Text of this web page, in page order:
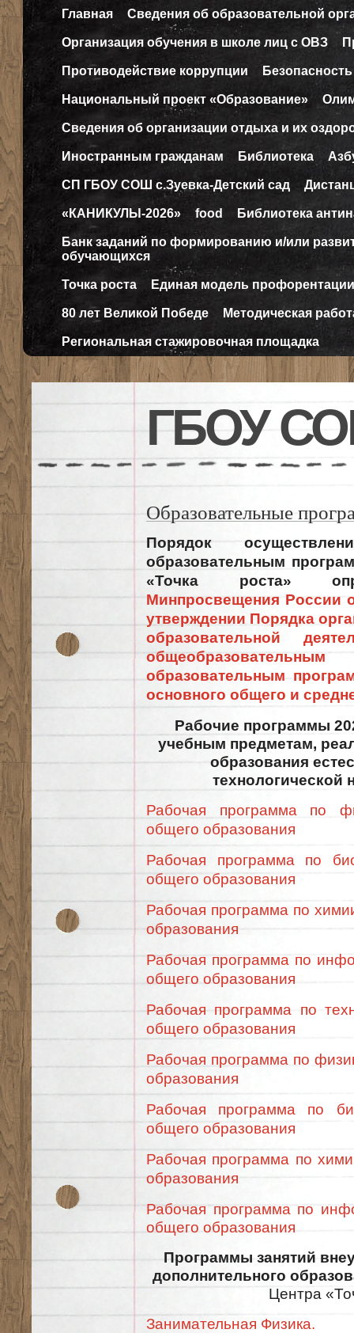
Главная Сведения об образовательной
Организация обучения в школе лиц с ОВЗ
Противодействие коррупции Безопасность
Национальный проект «Образование»
Сведения об организации отдыха и их
Иностранным гражданам Библиотека
СП ГБОУ СОШ с.Зуевка-Детский сад
«КАНИКУЛЫ-2026» food Библиотека
Банк заданий по формированию и/или
обучающихся
Точка роста Единая модель профорентации
80 лет Великой Победе Методическая
Региональная стажировочная площадка
ГБОУ
Образовательные
Порядок
образовательным
«Точка роста»
Минпросвещения России
утверждении Порядка
образовательной
образовательным
основного общего и
Рабочие программы
учебным предметам,
образования
технологической
Рабочая программа по
общего образования
Рабочая программа по
общего образования
Рабочая программа по
образования
Рабочая программа по
общего образования
Рабочая программа по
общего образования
Рабочая программа по
образования
Рабочая программа по
общего образования
Рабочая программа по
образования
Рабочая программа по
общего образования
Программы занятий
дополнительного
Центра
Занимательная Физика.